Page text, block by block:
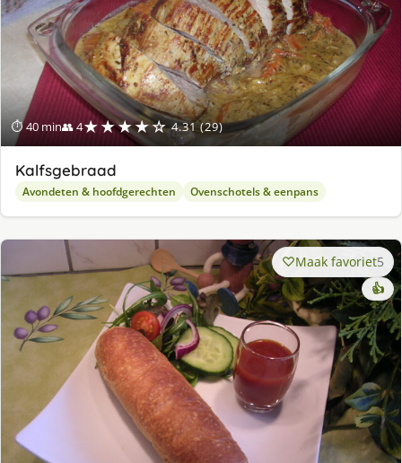
⏱ 40 min👥 4★★★★☆ 4.31 (29)
Kalfsgebraad
Avondeten & hoofdgerechten Ovenschotels & eenpans
Maak favoriet5
👍